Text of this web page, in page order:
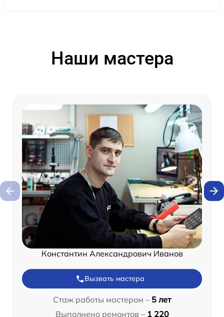
Наши мастера
Константин Александрович Иванов
Вызвать мастера
Стаж работы мастером – 5 лет
Выполнено ремонтов – 1 220